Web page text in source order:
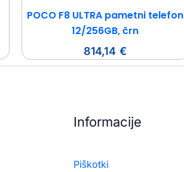
POCO F8 ULTRA pametni telefon
12/256GB, črn
814,14 €
Informacije
Piškotki